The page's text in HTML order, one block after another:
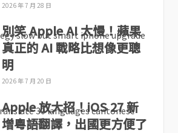
2026 年 7 月 28 日
別笑 Apple AI 太慢！蘋果
真正的 AI 戰略比想像更聰
明
2026 年 7 月 20 日
Apple 放大招！iOS 27 新
增粵語翻譯，出國更方便了